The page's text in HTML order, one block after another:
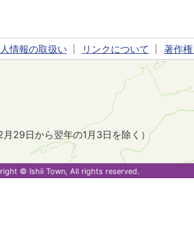
情報の取扱い リンクについて 著作
月29日から翌年の1月3日を除く）
© Ishii Town, All rights reserved.